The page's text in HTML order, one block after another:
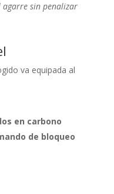
agarre sin penalizar
va equipada al
en carbono
de bloqueo